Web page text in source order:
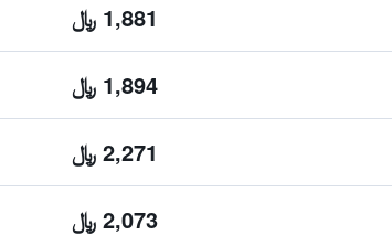
1,881 ﷼
1,894 ﷼
2,271 ﷼
2,073 ﷼